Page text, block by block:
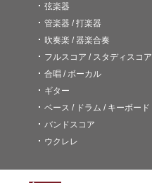
弦楽器
管楽器 / 打楽器
吹奏楽 / 器楽合奏
フルスコア / スタディスコア
合唱 / ボーカル
ギター
ベース / ドラム / キーボード
バンドスコア
ウクレレ